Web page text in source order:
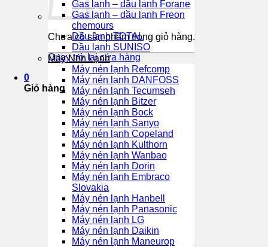
Chưa có sản phẩm trong giỏ hàng.
Quay trở lại cửa hàng
0
Giỏ hàng
Gas lạnh – dầu lạnh Forane
Gas lạnh – dầu lạnh Freon
chemours
Dầu lạnh TOTAL
Dầu lạnh SUNISO
Máy Nén Lạnh
Máy nén lạnh Refcomp
Máy nén lạnh DANFOSS
Máy nén lạnh Tecumseh
Máy nén lạnh Bitzer
Máy nén lạnh Bock
Máy nén lạnh Sanyo
Máy nén lạnh Copeland
Máy nén lạnh Kulthorn
Máy nén lạnh Wanbao
Máy nén lạnh Dorin
Máy nén lạnh Embraco
Slovakia
Máy nén lạnh Hanbell
Máy nén lạnh Panasonic
Máy nén lạnh LG
Máy nén lạnh Daikin
Máy nén lạnh Maneurop